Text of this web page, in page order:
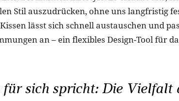
Stil auszudrücken, ohne uns langfristig
lässt sich schnell austauschen und
an – ein flexibles Design-Tool für
für sich spricht: Die Vielfalt